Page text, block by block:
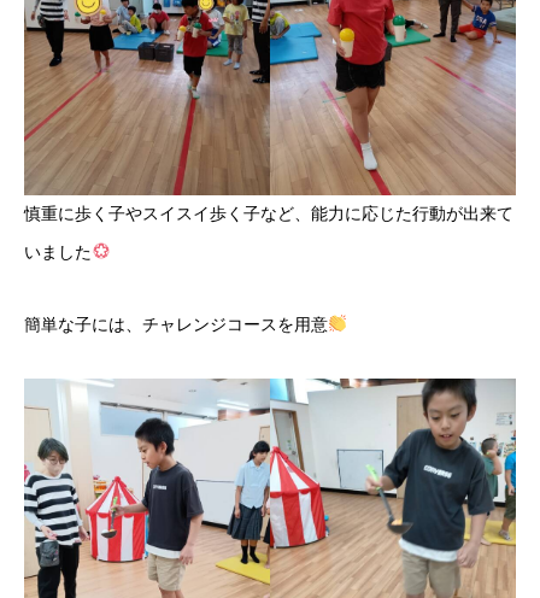
慎重に歩く子やスイスイ歩く子など、能力に応じた行動が出来て
いました
簡単な子には、チャレンジコースを用意